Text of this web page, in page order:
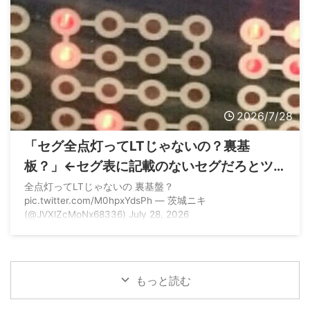
2026/7/28
「セグ全点灯ってLTじゃないの？裏基
板？」←セグ表に記載のないセグだろとツ
ッコまれる
全点灯ってLTじゃないの 裏基盤？
pic.twitter.com/M0hpxYdsPh — 茨城ニキ
(@JVXlZcMoNx68336) July 28, 2026
もっと読む